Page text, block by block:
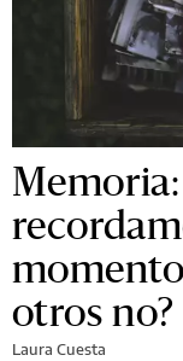
otros no?
Laura Cuesta